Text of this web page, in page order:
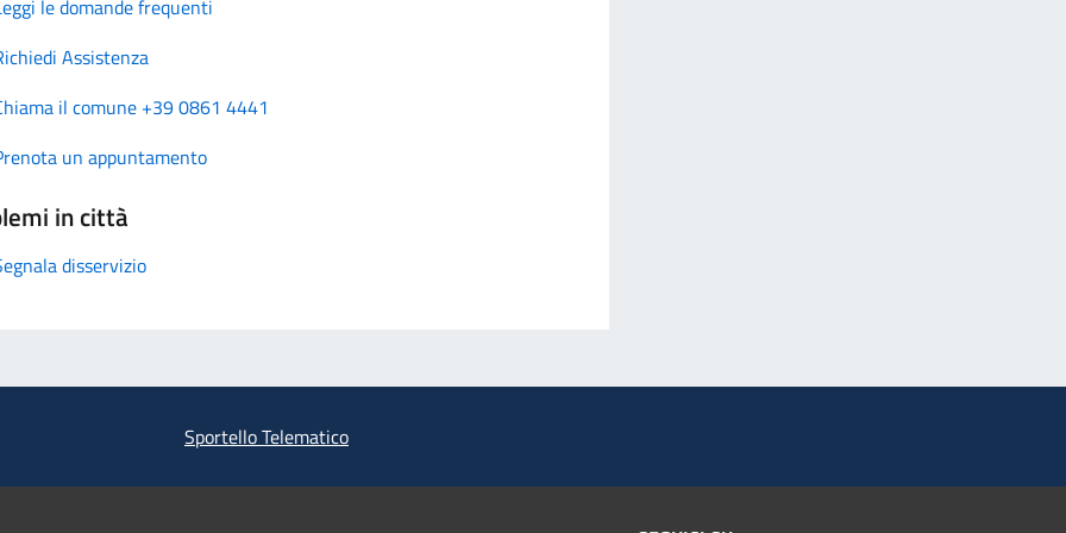
le domande frequenti
Assistenza
il comune +39 0861 4441
un appuntamento
in città
disservizio
Sportello Telematico